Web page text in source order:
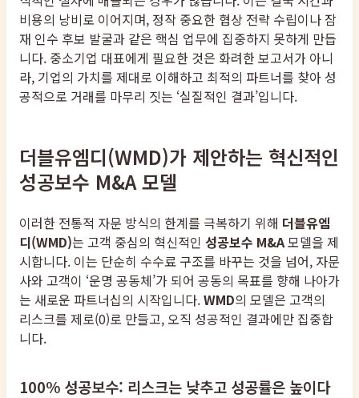
비용의 낭비로 이어지며, 정작 중요한 협상 전략 수립이나 잠
재 인수 후보 발굴과 같은 핵심 업무에 집중하지 못하게 만듭
니다. 중소기업 대표에게 필요한 것은 화려한 보고서가 아니
라, 기업의 가치를 제대로 이해하고 최적의 파트너를 찾아 성
공적으로 거래를 마무리 짓는 ‘실질적인 결과’입니다.
더블유엠디(WMD)가 제안하는 혁신적인
성공보수 M&A 모델
이러한 전통적 자문 방식의 한계를 극복하기 위해 더블유엠
디(WMD)는 고객 중심의 혁신적인 성공보수 M&A모델을 제
시합니다. 이는 단순히 수수료 구조를 바꾸는 것을 넘어, 자문
사와 고객이 ‘운명 공동체’가 되어 공동의 목표를 향해 나아가
는 새로운 파트너십의 시작입니다.WMD의 모델은 고객의
리스크를 제로(0)로 만들고, 오직 성공적인 결과에만 집중합
니다.
100% 성공보수: 리스크는 낮추고 성공률은 높이다